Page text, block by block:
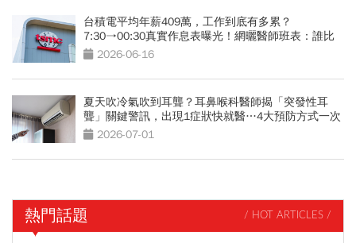
台積電平均年薪409萬，工作到底有多累？
7:30→00:30真實作息表曝光！網曬醫師班表：誰比
較操？
2026-06-16
夏天吹冷氣吹到耳聾？耳鼻喉科醫師揭「突發性耳
聾」關鍵警訊，出現1症狀快就醫…4大預防方式一次
看 2026-07-01
熱門話題 / HOT ARTICLES /